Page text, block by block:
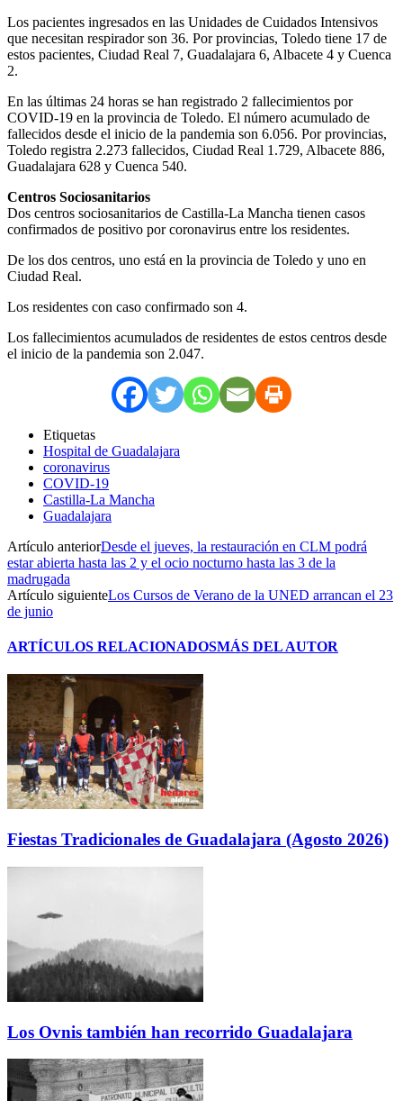
Los pacientes ingresados en las Unidades de Cuidados Intensivos
que necesitan respirador son 36. Por provincias, Toledo tiene 17 de
estos pacientes, Ciudad Real 7, Guadalajara 6, Albacete 4 y Cuenca
2.
En las últimas 24 horas se han registrado 2 fallecimientos por
COVID-19 en la provincia de Toledo. El número acumulado de
fallecidos desde el inicio de la pandemia son 6.056. Por provincias,
Toledo registra 2.273 fallecidos, Ciudad Real 1.729, Albacete 886,
Guadalajara 628 y Cuenca 540.
Centros Sociosanitarios
Dos centros sociosanitarios de Castilla-La Mancha tienen casos
confirmados de positivo por coronavirus entre los residentes.
De los dos centros, uno está en la provincia de Toledo y uno en
Ciudad Real.
Los residentes con caso confirmado son 4.
Los fallecimientos acumulados de residentes de estos centros desde
el inicio de la pandemia son 2.047.
Etiquetas
Hospital de Guadalajara
coronavirus
COVID-19
Castilla-La Mancha
Guadalajara
Artículo anteriorDesde el jueves, la restauración en CLM podrá
estar abierta hasta las 2 y el ocio nocturno hasta las 3 de la
madrugada
Artículo siguienteLos Cursos de Verano de la UNED arrancan el 23
de junio
ARTÍCULOS RELACIONADOSMÁS DEL AUTOR
Fiestas Tradicionales de Guadalajara (Agosto 2026)
Los Ovnis también han recorrido Guadalajara